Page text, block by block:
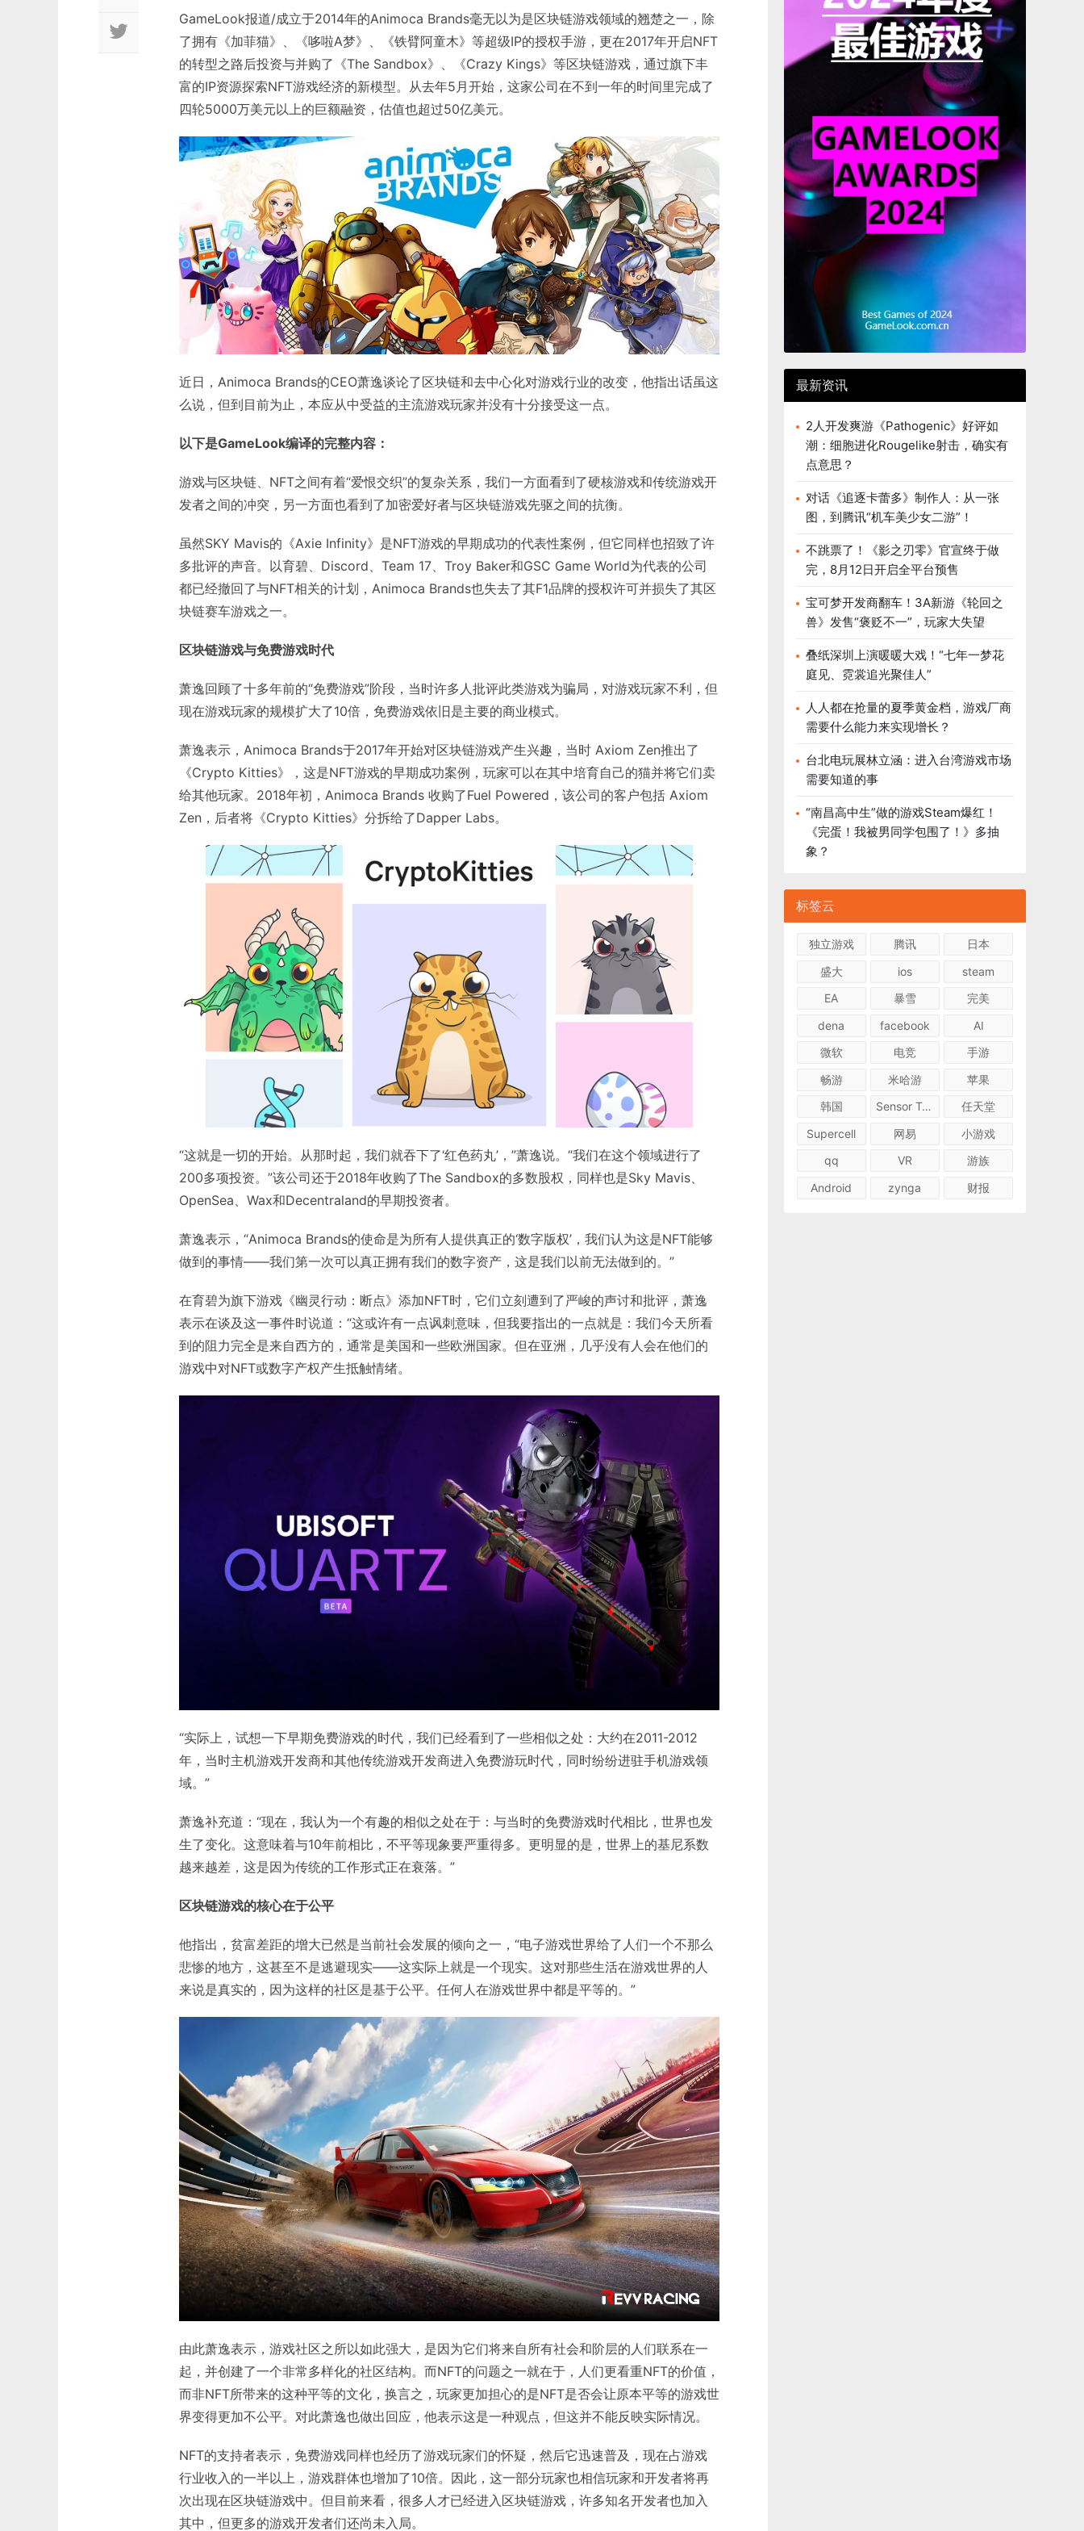
GameLook报道/成立于2014年的Animoca Brands毫无以为是区块链游戏领域的翘楚之一，除
了拥有《加菲猫》、《哆啦A梦》、《铁臂阿童木》等超级IP的授权手游，更在2017年开启NFT
的转型之路后投资与并购了《The Sandbox》、《Crazy Kings》等区块链游戏，通过旗下丰
富的IP资源探索NFT游戏经济的新模型。从去年5月开始，这家公司在不到一年的时间里完成了
四轮5000万美元以上的巨额融资，估值也超过50亿美元。
近日，Animoca Brands的CEO萧逸谈论了区块链和去中心化对游戏行业的改变，他指出话虽这
么说，但到目前为止，本应从中受益的主流游戏玩家并没有十分接受这一点。
以下是GameLook编译的完整内容：
游戏与区块链、NFT之间有着“爱恨交织”的复杂关系，我们一方面看到了硬核游戏和传统游戏开
发者之间的冲突，另一方面也看到了加密爱好者与区块链游戏先驱之间的抗衡。
虽然SKY Mavis的《Axie Infinity》是NFT游戏的早期成功的代表性案例，但它同样也招致了许
多批评的声音。以育碧、Discord、Team 17、Troy Baker和GSC Game World为代表的公司
都已经撤回了与NFT相关的计划，Animoca Brands也失去了其F1品牌的授权许可并损失了其区
块链赛车游戏之一。
区块链游戏与免费游戏时代
萧逸回顾了十多年前的“免费游戏”阶段，当时许多人批评此类游戏为骗局，对游戏玩家不利，但
现在游戏玩家的规模扩大了10倍，免费游戏依旧是主要的商业模式。
萧逸表示，Animoca Brands于2017年开始对区块链游戏产生兴趣，当时 Axiom Zen推出了
《Crypto Kitties》，这是NFT游戏的早期成功案例，玩家可以在其中培育自己的猫并将它们卖
给其他玩家。2018年初，Animoca Brands 收购了Fuel Powered，该公司的客户包括 Axiom
Zen，后者将《Crypto Kitties》分拆给了Dapper Labs。
“这就是一切的开始。从那时起，我们就吞下了‘红色药丸’，”萧逸说。“我们在这个领域进行了
200多项投资。”该公司还于2018年收购了The Sandbox的多数股权，同样也是Sky Mavis、
OpenSea、Wax和Decentraland的早期投资者。
萧逸表示，“Animoca Brands的使命是为所有人提供真正的‘数字版权’，我们认为这是NFT能够
做到的事情——我们第一次可以真正拥有我们的数字资产，这是我们以前无法做到的。”
在育碧为旗下游戏《幽灵行动：断点》添加NFT时，它们立刻遭到了严峻的声讨和批评，萧逸
表示在谈及这一事件时说道：“这或许有一点讽刺意味，但我要指出的一点就是：我们今天所看
到的阻力完全是来自西方的，通常是美国和一些欧洲国家。但在亚洲，几乎没有人会在他们的
游戏中对NFT或数字产权产生抵触情绪。
“实际上，试想一下早期免费游戏的时代，我们已经看到了一些相似之处：大约在2011-2012
年，当时主机游戏开发商和其他传统游戏开发商进入免费游玩时代，同时纷纷进驻手机游戏领
域。”
萧逸补充道：“现在，我认为一个有趣的相似之处在于：与当时的免费游戏时代相比，世界也发
生了变化。这意味着与10年前相比，不平等现象要严重得多。更明显的是，世界上的基尼系数
越来越差，这是因为传统的工作形式正在衰落。”
区块链游戏的核心在于公平
他指出，贫富差距的增大已然是当前社会发展的倾向之一，“电子游戏世界给了人们一个不那么
悲惨的地方，这甚至不是逃避现实——这实际上就是一个现实。这对那些生活在游戏世界的人
来说是真实的，因为这样的社区是基于公平。任何人在游戏世界中都是平等的。”
由此萧逸表示，游戏社区之所以如此强大，是因为它们将来自所有社会和阶层的人们联系在一
起，并创建了一个非常多样化的社区结构。而NFT的问题之一就在于，人们更看重NFT的价值，
而非NFT所带来的这种平等的文化，换言之，玩家更加担心的是NFT是否会让原本平等的游戏世
界变得更加不公平。对此萧逸也做出回应，他表示这是一种观点，但这并不能反映实际情况。
NFT的支持者表示，免费游戏同样也经历了游戏玩家们的怀疑，然后它迅速普及，现在占游戏
行业收入的一半以上，游戏群体也增加了10倍。因此，这一部分玩家也相信玩家和开发者将再
次出现在区块链游戏中。但目前来看，很多人才已经进入区块链游戏，许多知名开发者也加入
其中，但更多的游戏开发者们还尚未入局。
最新资讯
2人开发爽游《Pathogenic》好评如
潮：细胞进化Rougelike射击，确实有
点意思？
对话《追逐卡蕾多》制作人：从一张
图，到腾讯“机车美少女二游”！
不跳票了！《影之刃零》官宣终于做
完，8月12日开启全平台预售
宝可梦开发商翻车！3A新游《轮回之
兽》发售“褒贬不一”，玩家大失望
叠纸深圳上演暖暖大戏！“七年一梦花
庭见、霓裳追光聚佳人”
人人都在抢量的夏季黄金档，游戏厂商
需要什么能力来实现增长？
台北电玩展林立涵：进入台湾游戏市场
需要知道的事
“南昌高中生”做的游戏Steam爆红！
《完蛋！我被男同学包围了！》多抽
象？
标签云
独立游戏 腾讯
日本
盛大
ios
steam
EA
暴雪
完美
dena
facebook
AI
微软
电竞
手游
畅游
米哈游
苹果
韩国
Sensor Tower
任天堂
Supercell
网易
小游戏
qq
VR
游族
Android
zynga 财报